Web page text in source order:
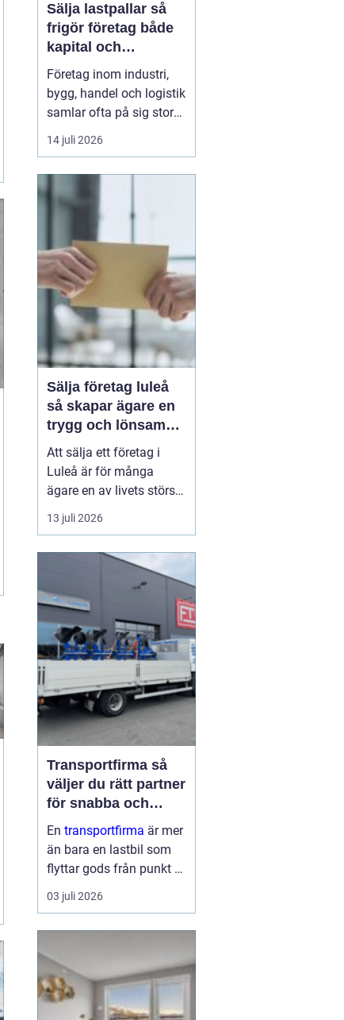
Sälja lastpallar så
frigör företag både
kapital och
lagerutrymme
Företag inom industri,
bygg, handel och logistik
samlar ofta på sig stora
mängder lastpallar. De
tar plats, binder kapital
Genom att
lastpallar
14 juli 2026
Sälja företag luleå
så skapar ägare en
trygg och lönsam
affär
Att sälja ett företag i
Luleå är för många
ägare en av livets största
affärer. Beslutet rymmer
både känslor och hårda
kundrelationer och
personalansvar ska
omvandlas till en trygg
köpeskilling och en
hållbar framtid för...
13 juli 2026
Transportfirma så
väljer du rätt partner
för snabba och
trygga leveranser
En transportfirma är mer
än bara en lastbil som
flyttar gods från punkt A
till punkt B. Rätt partner
påverkar din
och till och med ditt
varumärke. När tiderna
är pressade, kunder...
03 juli 2026